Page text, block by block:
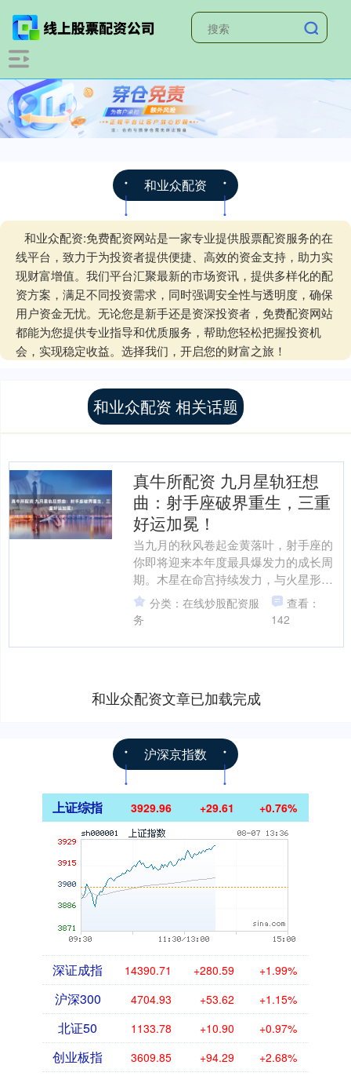
和业众配资
和业众配资:免费配资网站是一家专业提供股票配资服务的在
线平台，致力于为投资者提供便捷、高效的资金支持，助力实
现财富增值。我们平台汇聚最新的市场资讯，提供多样化的配
资方案，满足不同投资需求，同时强调安全性与透明度，确保
用户资金无忧。无论您是新手还是资深投资者，免费配资网站
都能为您提供专业指导和优质服务，帮助您轻松把握投资机
会，实现稳定收益。选择我们，开启您的财富之旅！
和业众配资 相关话题
真牛所配资 九月星轨狂想
曲：射手座破界重生，三重
好运加冕！
当九月的秋风卷起金黄落叶，射手座的
你即将迎来本年度最具爆发力的成长周
期。木星在命宫持续发力，与火星形成
罕见的"破界合相"，这个九月，你将撕
掉"随性浪子"的标签，....
分类：在线炒股配资服
务
查看：
142
和业众配资文章已加载完成
沪深京指数
上证综指 3929.96 +29.61 +0.76%
深证成指 14390.71 +280.59 +1.99%
沪深300 4704.93 +53.62 +1.15%
北证50 1133.78 +10.90 +0.97%
创业板指 3609.85 +94.29 +2.68%